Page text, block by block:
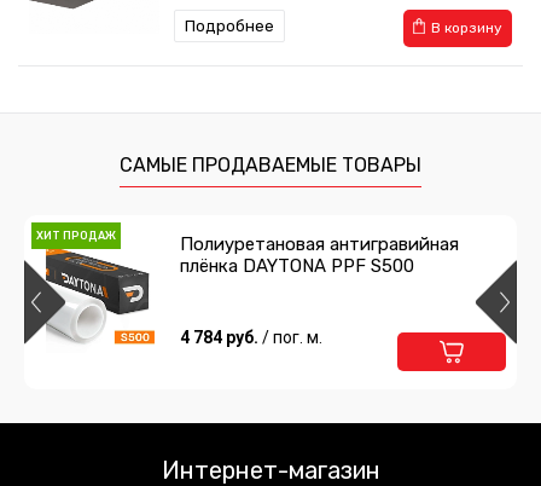
В корзину
Подробнее
DAYTONA S100 PRO 50% светло-
629 руб./ пог. м.
Полиуретан для фар тонирующий
DAYTONA S100 PRO 35% черный 30см
629 руб./ пог. м.
В корзину
плёнка DAYTONA PPF S500 PLUS
САМЫЕ ПРОДАВАЕМЫЕ ТОВАРЫ
ХИТ ПРОДАЖ
Полиуретановая антигравийная
плёнка DAYTONA PPF S500
4 784 руб. / пог. м.
Интернет-магазин